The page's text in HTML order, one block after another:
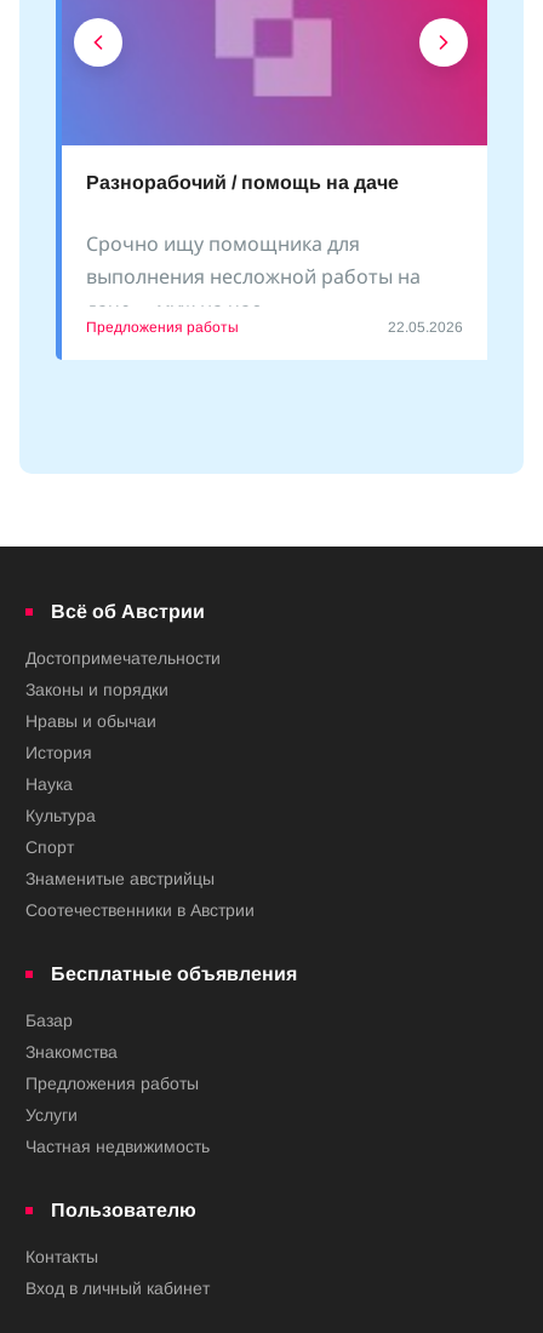
Разнорабочий / помощь на даче
Срочно ищу помощника для
выполнения несложной работы на
даче - «муж на час»
Предложения работы 22.05.2026
Всё об Австрии
Достопримечательности
Законы и порядки
Нравы и обычаи
История
Наука
Культура
Спорт
Знаменитые австрийцы
Соотечественники в Австрии
Бесплатные объявления
Базар
Знакомства
Предложения работы
Услуги
Частная недвижимость
Пользователю
Контакты
Вход в личный кабинет